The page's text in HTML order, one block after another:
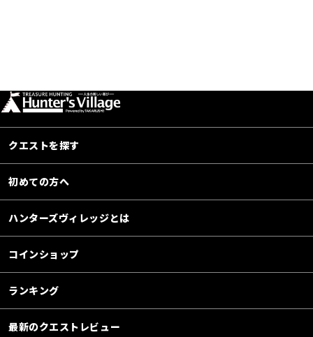
クエストを探す
初めての方へ
ハンターズヴィレッジとは
コインショップ
ランキング
最新のクエストレビュー